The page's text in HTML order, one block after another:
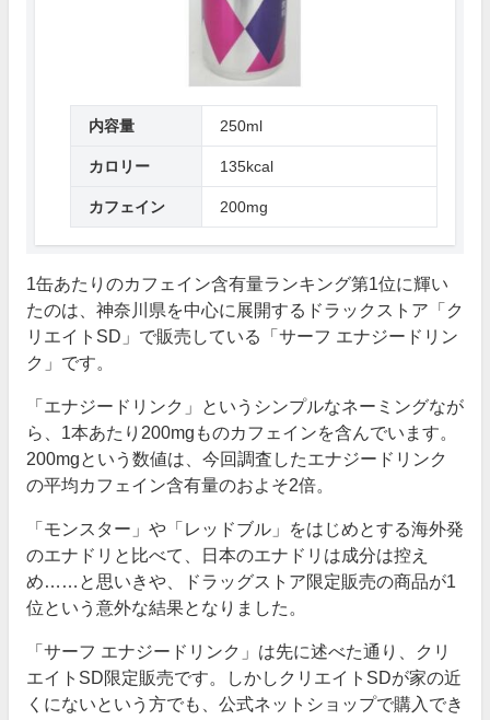
内容量 250ml
カロリー 135kcal
カフェイン 200mg
1缶あたりのカフェイン含有量ランキング第1位に輝い
たのは、神奈川県を中心に展開するドラックストア「ク
リエイトSD」で販売している「サーフ エナジードリン
ク」です。
「エナジードリンク」というシンプルなネーミングなが
ら、1本あたり200mgものカフェインを含んでいます。
200mgという数値は、今回調査したエナジードリンク
の平均カフェイン含有量のおよそ2倍。
「モンスター」や「レッドブル」をはじめとする海外発
のエナドリと比べて、日本のエナドリは成分は控え
め……と思いきや、ドラッグストア限定販売の商品が1
位という意外な結果となりました。
「サーフ エナジードリンク」は先に述べた通り、クリ
エイトSD限定販売です。しかしクリエイトSDが家の近
くにないという方でも、公式ネットショップで購入でき